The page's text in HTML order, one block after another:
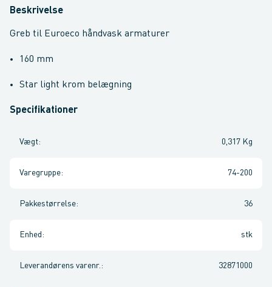
Beskrivelse
Greb til Euroeco håndvask armaturer
160 mm
Star light krom belægning
Specifikationer
Vægt: 0,317 Kg
Varegruppe: 74-200
Pakkestørrelse: 36
Enhed : stk
Leverandørens varenr. : 32871000